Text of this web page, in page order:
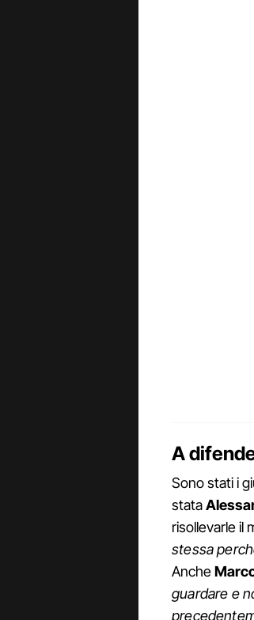
A
Sono stati i
stata
risollevarle il
stessa
Anche
guardare e